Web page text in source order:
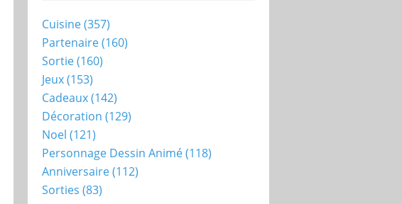
Cuisine(357)
Partenaire(160)
Sortie(160)
Jeux(153)
Cadeaux(142)
Décoration (129)
Noel (121)
Personnage Dessin Animé(118)
Anniversaire(112)
Sorties (83)